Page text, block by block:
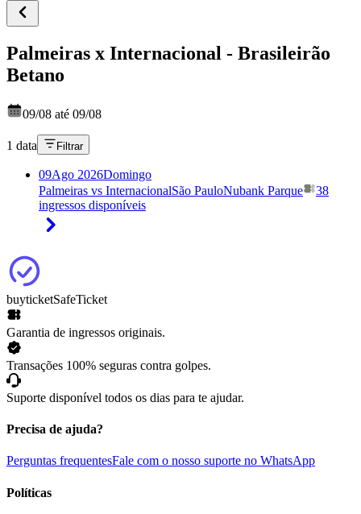
Palmeiras x Internacional - Brasileirão
Betano
09/08 até 09/08
1 data Filtrar
09Ago 2026Domingo
Palmeiras vs InternacionalSão PauloNubank Parque
38
ingressos disponíveis
buyticketSafeTicket
Garantia de ingressos originais.
Transações 100% seguras contra golpes.
Suporte disponível todos os dias para te ajudar.
Precisa de ajuda?
Perguntas frequentesFale com o nosso suporte no WhatsApp
Políticas